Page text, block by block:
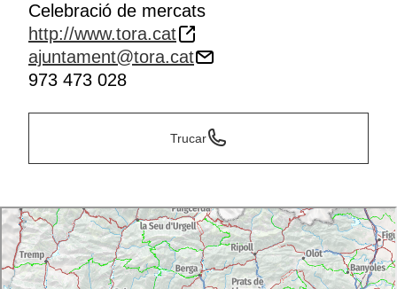
Celebració de mercats
http://www.tora.cat
ajuntament@tora.cat
973 473 028
Trucar